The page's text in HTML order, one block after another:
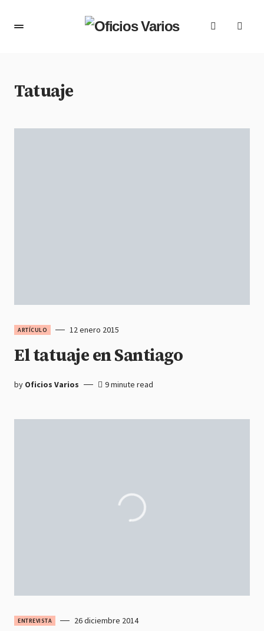
Tatuaje
ARTÍCULO 12 enero 2015
El tatuaje en Santiago
by Oficios Varios 9 minute read
ENTREVISTA 26 diciembre 2014